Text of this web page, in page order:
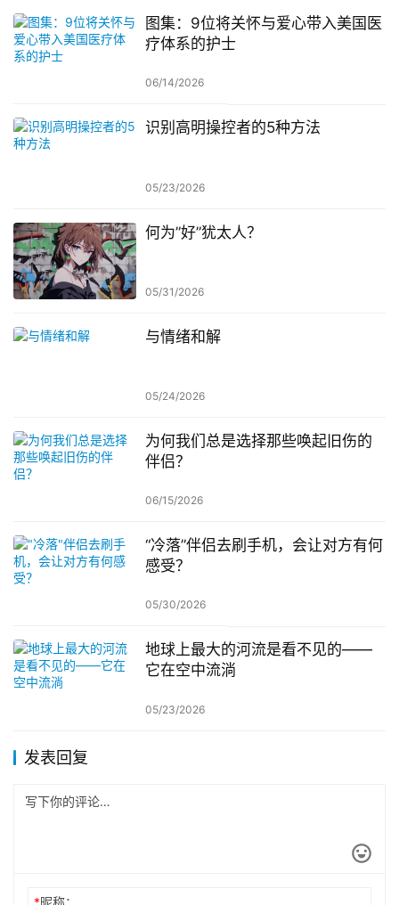
图集：9位将关怀与爱心带入美国医
疗体系的护士
06/14/2026
识别高明操控者的5种方法
05/23/2026
何为”好”犹太人？
05/31/2026
与情绪和解
05/24/2026
为何我们总是选择那些唤起旧伤的
伴侣？
06/15/2026
“冷落”伴侣去刷手机，会让对方有何
感受？
05/30/2026
地球上最大的河流是看不见的——
它在空中流淌
05/23/2026
发表回复
*昵称：